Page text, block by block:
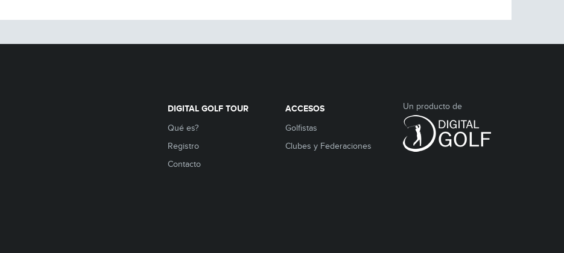
DIGITAL GOLF TOUR
Qué es?
Registro
Contacto
ACCESOS
Golfistas
Clubes y Federaciones
Un producto de